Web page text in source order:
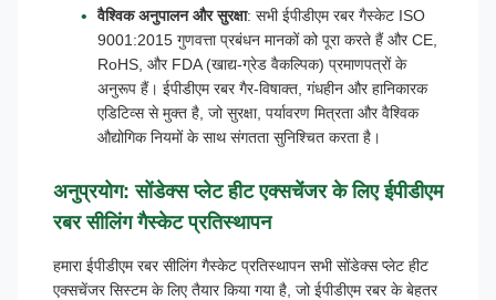
वैश्विक अनुपालन और सुरक्षा: सभी ईपीडीएम रबर गैस्केट ISO
9001:2015 गुणवत्ता प्रबंधन मानकों को पूरा करते हैं और CE,
RoHS, और FDA (खाद्य-ग्रेड वैकल्पिक) प्रमाणपत्रों के
अनुरूप हैं। ईपीडीएम रबर गैर-विषाक्त, गंधहीन और हानिकारक
एडिटिव्स से मुक्त है, जो सुरक्षा, पर्यावरण मित्रता और वैश्विक
औद्योगिक नियमों के साथ संगतता सुनिश्चित करता है।
अनुप्रयोग: सोंडेक्स प्लेट हीट एक्सचेंजर के लिए ईपीडीएम
रबर सीलिंग गैस्केट प्रतिस्थापन
हमारा ईपीडीएम रबर सीलिंग गैस्केट प्रतिस्थापन सभी सोंडेक्स प्लेट हीट
एक्सचेंजर सिस्टम के लिए तैयार किया गया है, जो ईपीडीएम रबर के बेहतर